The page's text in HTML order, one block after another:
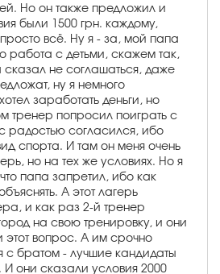
Но он также предложил и
были 1500 грн. каждому,
всё. Ну я - за, мой папа
работа с детьми, скажем так,
не соглашаться, даже
ну я немного
заработать деньги, но
тренер попросил поиграть с
радостью согласился, ибо
спорта. И там он меня очень
но на тех же условиях. Но я
папа запретил, ибо как
А этот лагерь
и как раз 2-й тренер
на свою тренировку, и они
этот вопрос. А им срочно
с братом - лучшие кандидаты
И они сказали условия 2000